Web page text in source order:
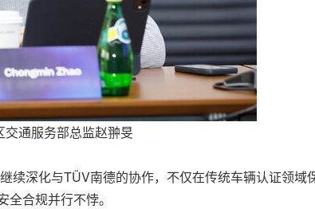
通服务部总监赵翀旻
深化与TÜV南德的协作，不仅在传统车辆认证领域
合规并行不悖。